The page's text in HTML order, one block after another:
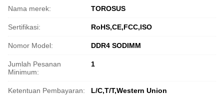
Nama merek: TOROSUS
Sertifikasi: RoHS,CE,FCC,ISO
Nomor Model: DDR4 SODIMM
Jumlah Pesanan
Minimum:
1
Ketentuan Pembayaran: L/C,T/T,Western Union